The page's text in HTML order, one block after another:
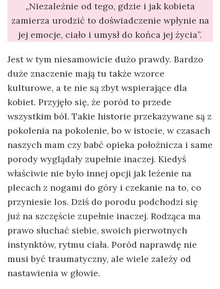
„Niezależnie od tego, gdzie i jak kobieta
zamierza urodzić to doświadczenie wpłynie na
jej emocje, ciało i umysł do końca jej życia”.
Jest w tym niesamowicie dużo prawdy. Bardzo
duże znaczenie mają tu także wzorce
kulturowe, a te nie są zbyt wspierające dla
kobiet. Przyjęło się, że poród to przede
wszystkim ból. Takie historie przekazywane są z
pokolenia na pokolenie, bo w istocie, w czasach
naszych mam czy babć opieka położnicza i same
porody wyglądały zupełnie inaczej. Kiedyś
właściwie nie było innej opcji jak leżenie na
plecach z nogami do góry i czekanie na to, co
przyniesie los. Dziś do porodu podchodzi się
już na szczęście zupełnie inaczej. Rodząca ma
prawo słuchać siebie, swoich pierwotnych
instynktów, rytmu ciała. Poród naprawdę nie
musi być traumatyczny, ale wiele zależy od
nastawienia w głowie.